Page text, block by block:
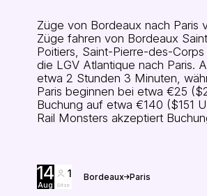
Züge von Bordeaux nach Paris
Züge fahren von Bordeaux
Poitiers, Saint-Pierre-des-
die LGV Atlantique nach Paris.
etwa 2 Stunden 3 Minuten,
Paris beginnen bei etwa €25
Buchung auf etwa €140 ($151
Rail Monsters akzeptiert
14
Aug
1
Sitze
Bordeaux Paris